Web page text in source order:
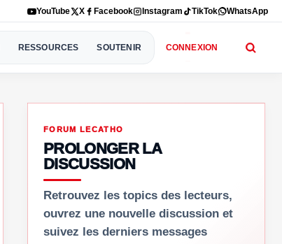
YouTube X Facebook Instagram TikTok WhatsApp
RESSOURCES SOUTENIR CONNEXION
FORUM LECATHO
PROLONGER LA
DISCUSSION
Retrouvez les topics des lecteurs,
ouvrez une nouvelle discussion et
suivez les derniers messages